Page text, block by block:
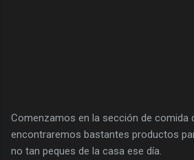
Comenzamos en la sección de comida
encontraremos bastantes productos
no tan peques de la casa ese día.